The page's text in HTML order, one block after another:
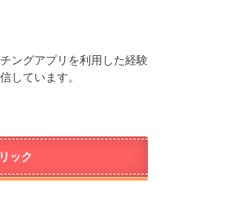
ングアプリを利用した経験
しています。
ック